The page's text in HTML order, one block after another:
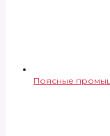
Поясные